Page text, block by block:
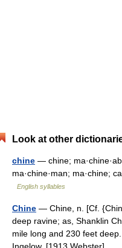
Look at other
chine — chine;
ma·chine·man; ma·chine;
English syllables
Chine — Chine, n. [Cf.
deep ravine; as, Shanklin
mile long and 230 feet